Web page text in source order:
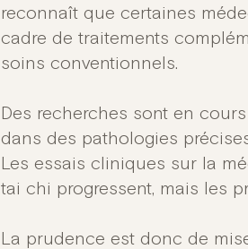
reconnaît que certaines
cadre de traitements
soins conventionnels.
Des recherches sont en
dans des pathologies
Les essais cliniques sur la
tai chi progressent, mais les
La prudence est donc de